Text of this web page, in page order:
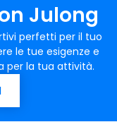
Julong
perfetti per il tuo
le tue esigenze e
per la tua attività.